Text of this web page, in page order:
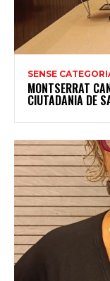
SENSE
MONTSERRAT
CIUTADANIA DE